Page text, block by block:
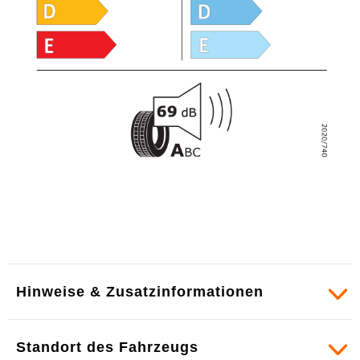
Hinweise & Zusatzinformationen
Standort des Fahrzeugs